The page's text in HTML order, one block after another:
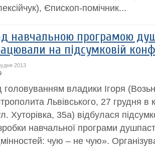
Єпископ-помічник...
навчальною програмою
на підсумковій
2013
головуванням владики Ігоря
Львівського, 27 грудня
Хуторівка, 35а) відбулася
навчальної програми
чую – не чую».